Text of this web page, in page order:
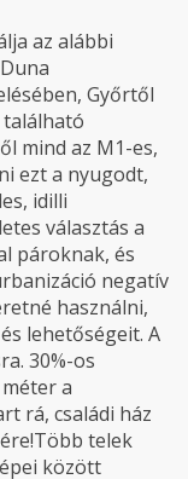
az alábbi
Győrtől
mind az M1-es,
ezt a nyugodt,
idilli
választás a
pároknak, és
negatív
használni,
lehetőségeit. A
30%-os
a
rá, családi ház
telek
között